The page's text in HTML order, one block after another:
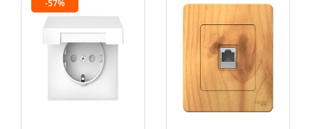
-57%